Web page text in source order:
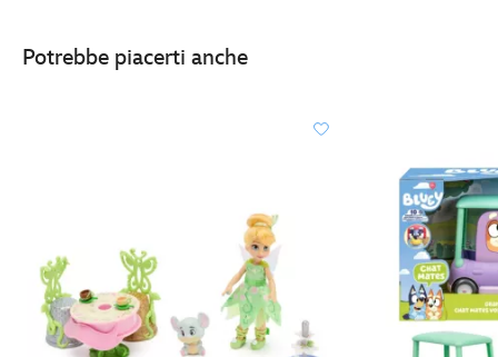
Potrebbe piacerti anche